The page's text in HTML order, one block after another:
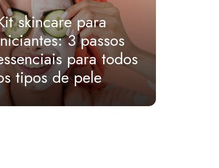
skincare para
3 passos
para todos
tipos de pele